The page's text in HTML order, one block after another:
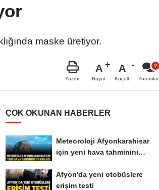
maske üretiyor.
Yazdır
A
Büyüt
A
Küçült Yorumlar
ÇOK OKUNAN HABERLER
Meteoroloji Afyonkarahisar
için yeni hava tahminini
Afyon'da yeni otobüslere
erişim testi